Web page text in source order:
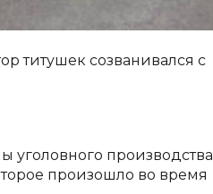
титушек созванивался с
уголовного производства
произошло во время